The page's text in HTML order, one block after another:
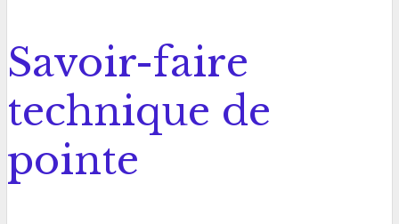
Savoir-faire
technique de
pointe